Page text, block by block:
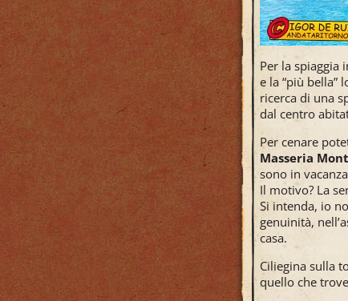
Per la spiaggia
e la “più bella”
ricerca di una
dal centro
Per cenare
Masseria
sono in
Il motivo? La
Si intenda, io
genuinità,
casa.
Ciliegina sulla
quello che